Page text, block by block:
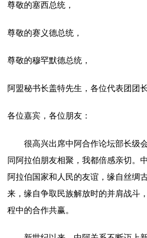
尊敬的塞西总统，
尊敬的赛义德总统，
尊敬的穆罕默德总统，
阿盟秘书长盖特先生，各位代表团团长
各位嘉宾，各位朋友：
很高兴出席中阿合作论坛部长级
同阿拉伯朋友相聚，我都倍感亲切。
阿拉伯国家和人民的友谊，缘自丝绸
来，缘自争取民族解放时的并肩战斗
程中的合作共赢。